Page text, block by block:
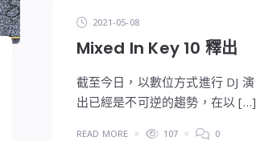
2021-05-08
Mixed In Key 10 釋出
截至今日，以數位方式進行 DJ 演
出已經是不可逆的趨勢，在以 […]
READ MORE 107 0